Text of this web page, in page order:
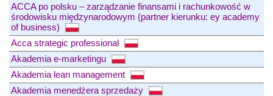
ACCA po polsku – zarządzanie finansami i rachunkowość w
środowisku międzynarodowym (partner kierunku: ey academy
of business)
Acca strategic professional
Akademia e-marketingu
Akademia lean management
Akademia menedżera sprzedaży